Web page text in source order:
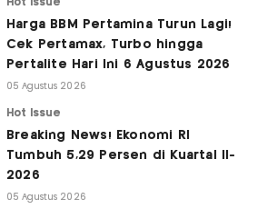
Hot Issue
Harga BBM Pertamina Turun Lagi!
Cek Pertamax, Turbo hingga
Pertalite Hari Ini 6 Agustus 2026
05 Agustus 2026
Hot Issue
Breaking News! Ekonomi RI
Tumbuh 5,29 Persen di Kuartal II-
2026
05 Agustus 2026